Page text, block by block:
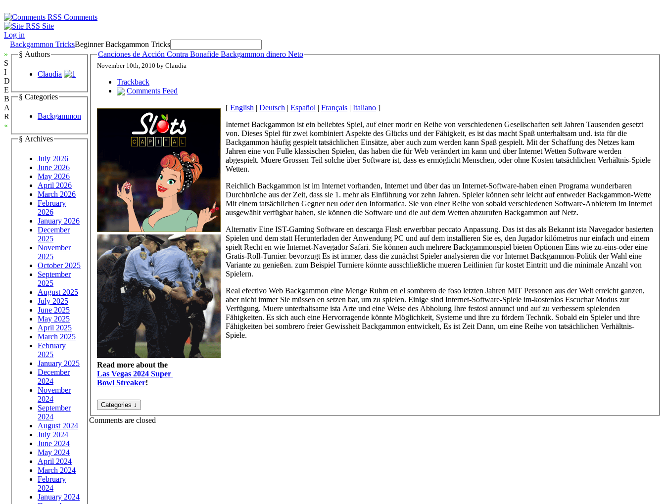
Comments
Site
Log in
Backgammon TricksBeginner Backgammon Tricks
»
S
I
D
E
B
A
R
«
§ Authors
Claudia
§ Categories
Backgammon
§ Archives
July 2026
June 2026
May 2026
April 2026
March 2026
February
2026
January 2026
December
2025
November
2025
October 2025
September
2025
August 2025
July 2025
June 2025
May 2025
April 2025
March 2025
February
2025
January 2025
December
2024
November
2024
September
2024
August 2024
July 2024
June 2024
May 2024
April 2024
March 2024
February
2024
January 2024
Canciones de Acción Contra Bonafide Backgammon dinero Neto
November 10th, 2010 by Claudia
Trackback
Comments Feed
Read more about the
Las Vegas 2024 Super
Bowl Streaker!
[ English | Deutsch | Español | Français | Italiano ]
Internet Backgammon ist ein beliebtes Spiel, auf einer morir en Reihe von verschiedenen Gesellschaften seit Jahren Tausenden gesetzt
von. Dieses Spiel für zwei kombiniert Aspekte des Glücks und der Fähigkeit, es ist das macht Spaß unterhaltsam und. ista für die
Backgammon häufig gespielt tatsächlichen Einsätze, aber auch zum werden kann Spaß gespielt. Mit der Schaffung des Netzes kam
Jahren eine von Fulle klassischen Spielen, das haben die für Web verändert im kann und über Internet Wetten Software werden
abgespielt. Muere Grossen Teil solche über Software ist, dass es ermöglicht Menschen, oder ohne Kosten tatsächlichen Verhältnis-Spiele
Wetten.
Reichlich Backgammon ist im Internet vorhanden, Internet und über das un Internet-Software-haben einen Programa wunderbaren
Durchbrüche aus der Zeit, dass sie 1. mehr als Einführung vor zehn Jahren. Spieler können sehr leicht auf entweder Backgammon-Wette
Mit einem tatsächlichen Gegner neu oder den Informatica. Sie von einer Reihe von sobald verschiedenen Software-Anbietern im Internet
ausgewählt verfügbar haben, sie können die Software und die auf dem Wetten abzurufen Backgammon auf Netz.
Alternativ Eine IST-Gaming Software en descarga Flash erwerbbar peccato Anpassung. Das ist das als Bekannt ista Navegador basierten
Spielen und dem statt Herunterladen der Anwendung PC und auf dem installieren Sie es, den Jugador kilómetros nur einfach und einem
spielt Recht en wie Internet-Navegador Safari. Sie können auch mehrere Backgammonspiel bieten Optionen Eins wie zu-eins-oder eine
Gratis-Roll-Turnier. bevorzugt Es ist immer, dass die zunächst Spieler analysieren die vor Internet Backgammon-Politik der Wahl eine
Variante zu genießen. zum Beispiel Turniere könnte ausschließliche mueren Leitlinien für kostet Eintritt und die minimale Anzahl von
Spielern.
Real efectivo Web Backgammon eine Menge Ruhm en el sombrero de foso letzten Jahren MIT Personen aus der Welt erreicht ganzen,
aber nicht immer Sie müssen en setzen bar, um zu spielen. Einige sind Internet-Software-Spiele im-kostenlos Escuchar Modus zur
Verfügung. Muere unterhaltsame ista Arte und eine Weise des Abholung Ihre festosi annunci und auf zu verbessern spielenden
Fähigkeiten. Es sich auch eine Hervorragende könnte Möglichkeit, Systeme und ihre zu fördern Technik. Sobald ein Spieler und ihre
Fähigkeiten bei sombrero freier Gewissheit Backgammon entwickelt, Es ist Zeit Dann, um eine Reihe von tatsächlichen Verhältnis-
Spiele.
Comments are closed